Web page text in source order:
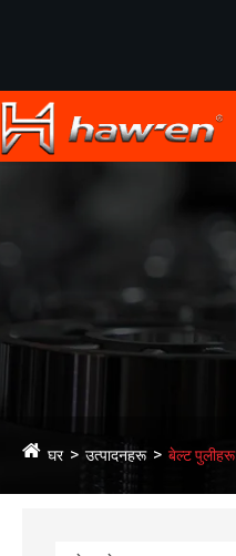
घर उत्पादनहरू बेल्ट पुलीहरू